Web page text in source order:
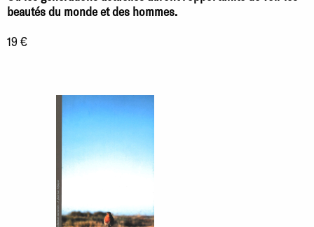
beautés du monde et des hommes.
19 €